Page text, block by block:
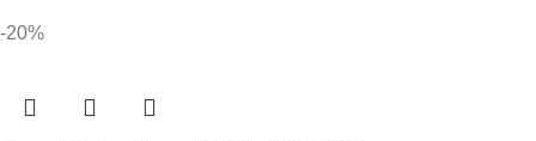
-20%